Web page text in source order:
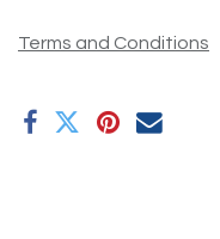
Terms and Conditions